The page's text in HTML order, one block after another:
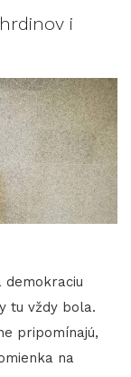
i
demokraciu
tu vždy bola.
pripomínajú,
na